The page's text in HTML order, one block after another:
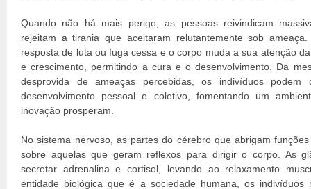
Quando não há mais perigo, as pessoas reivindicam
rejeitam a tirania que aceitaram relutantemente sob
resposta de luta ou fuga cessa e o corpo muda a sua atenção
e crescimento, permitindo a cura e o desenvolvimento. Da
desprovida de ameaças percebidas, os indivíduos podem
desenvolvimento pessoal e coletivo, fomentando um
inovação prosperam.
No sistema nervoso, as partes do cérebro que abrigam
sobre aquelas que geram reflexos para dirigir o corpo. As
secretar adrenalina e cortisol, levando ao relaxamento
entidade biológica que é a sociedade humana, os